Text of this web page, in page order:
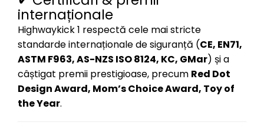
internaționale
Highwaykick 1 respectă cele mai stricte
standarde internaționale de siguranță (CE, EN71,
ASTM F963, AS-NZS ISO 8124, KC, GMar) și a
câștigat premii prestigioase, precum Red Dot
Design Award, Mom’s Choice Award, Toy of
the Year.